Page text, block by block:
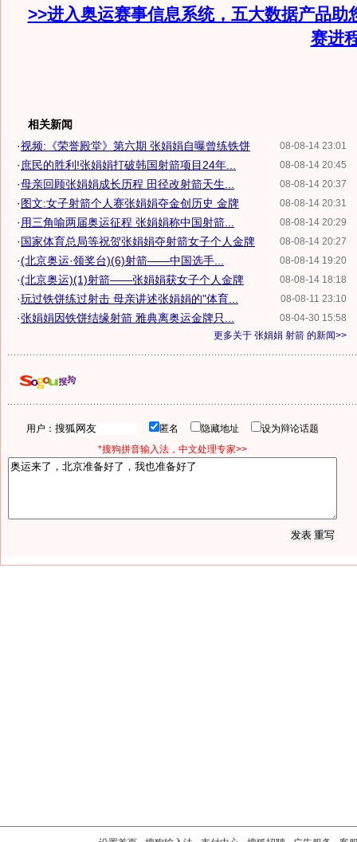
>>进入奥运赛事信息系统，五大数据产品助
赛进
相关新闻
08-08-14 23:01
·视频:《荣誉殿堂》第六期 张娟娟自曝曾练铁饼
08-08-14 20:45
· 庶民的胜利!张娟娟打破韩国射箭项目24年...
08-08-14 20:37
·母亲回顾张娟娟成长历程 田径改射箭天生...
08-08-14 20:31
·图文:女子射箭个人赛张娟娟夺金创历史 金牌
08-08-14 20:29
· 用三角喻两届奥运征程 张娟娟称中国射箭...
08-08-14 20:27
·国家体育总局等祝贺张娟娟夺射箭女子个人金牌
08-08-14 19:20
·(北京奥运·领奖台)(6)射箭——中国选手...
08-08-14 18:18
·(北京奥运)(1)射箭——张娟娟获女子个人金牌
08-08-11 23:10
·玩过铁饼练过射击 母亲讲述张娟娟的"体育...
08-04-30 15:58
·张娟娟因铁饼结缘射箭 雅典离奥运金牌只...
更多关于 张娟娟 射箭 的新闻>>
用户： 匿名 隐藏地址
设为辩论话题
*搜狗拼音输入法，中文处理专家>>